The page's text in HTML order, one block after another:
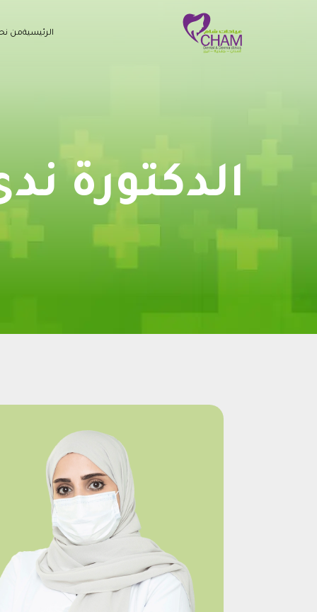
الرئيسيةمن
الدكتورة